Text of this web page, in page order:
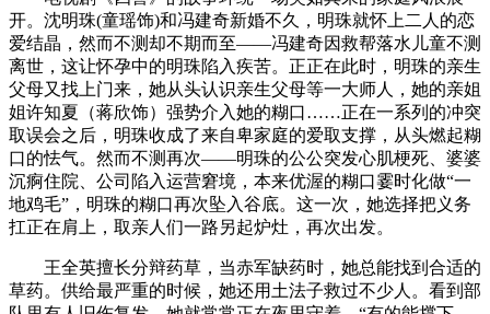
开。沈明珠(童瑶饰)和冯建奇新婚不久，明珠就怀上二人的恋
爱结晶，然而不测却不期而至——冯建奇因救帮落水儿童不测
离世，这让怀孕中的明珠陷入疾苦。正正在此时，明珠的亲生
父母又找上门来，她从头认识亲生父母等一大师人，她的亲姐
姐许知夏（蒋欣饰）强势介入她的糊口……正在一系列的冲突
取误会之后，明珠收成了来自卑家庭的爱取支撑，从头燃起糊
口的怯气。然而不测再次——明珠的公公突发心肌梗死、婆婆
沉痾住院、公司陷入运营窘境，本来优渥的糊口霎时化做“一
地鸡毛”，明珠的糊口再次坠入谷底。这一次，她选择把义务
扛正在肩上，取亲人们一路另起炉灶，再次出发。
王全英擅长分辩药草，当赤军缺药时，她总能找到合适的
草药。供给最严重的时候，她还用土法子救过不少人。看到部